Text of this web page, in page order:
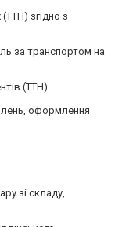
згідно з
за транспортом на
(ТТН).
оформлення
зі складу,